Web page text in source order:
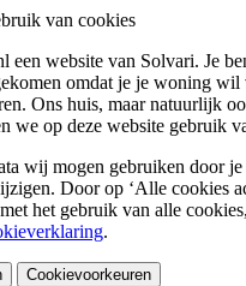
van cookies
een website van Solvari. Je
omdat je je woning wil
Ons huis, maar natuurlijk
we op deze website gebruik
wij mogen gebruiken door je
Door op ‘Alle cookies
het gebruik van alle
.
Cookievoorkeuren